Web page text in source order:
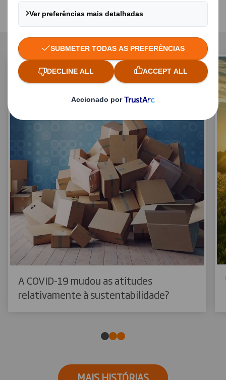
Descubra o mais recente
A COVID-19 mudou as atitudes
relativamente à sustentabilidade?